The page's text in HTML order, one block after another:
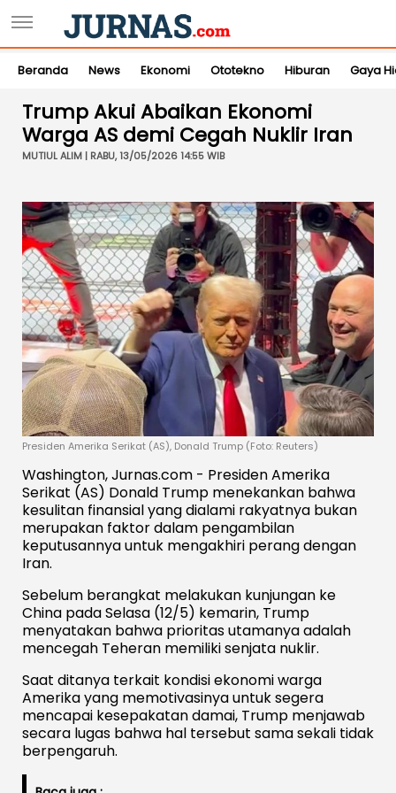
Beranda News Ekonomi Ototekno Hiburan Gaya
Trump Akui Abaikan Ekonomi
Warga AS demi Cegah Nuklir Iran
MUTIUL ALIM | RABU, 13/05/2026 14:55 WIB
Presiden Amerika Serikat (AS), Donald Trump (Foto: Reuters)
Washington, Jurnas.com - Presiden Amerika
Serikat (AS) Donald Trump menekankan bahwa
kesulitan finansial yang dialami rakyatnya bukan
merupakan faktor dalam pengambilan
keputusannya untuk mengakhiri perang dengan
Iran.
Sebelum berangkat melakukan kunjungan ke
China pada Selasa (12/5) kemarin, Trump
menyatakan bahwa prioritas utamanya adalah
mencegah Teheran memiliki senjata nuklir.
Saat ditanya terkait kondisi ekonomi warga
Amerika yang memotivasinya untuk segera
mencapai kesepakatan damai, Trump menjawab
secara lugas bahwa hal tersebut sama sekali tidak
berpengaruh.